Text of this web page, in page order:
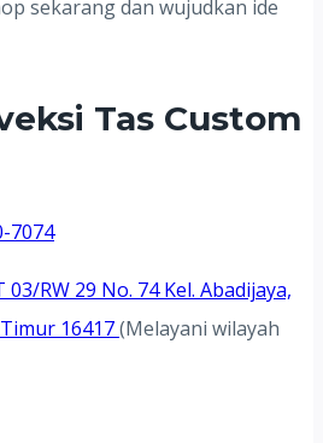
sekarang dan wujudkan ide
Tas Custom
7074
03/RW 29 No. 74 Kel. Abadijaya,
16417(Melayani wilayah